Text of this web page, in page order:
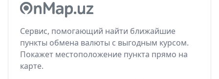
Сервис, помогающий найти ближайшие
пункты обмена валюты с выгодным курсом.
Покажет местоположение пункта прямо на
карте.